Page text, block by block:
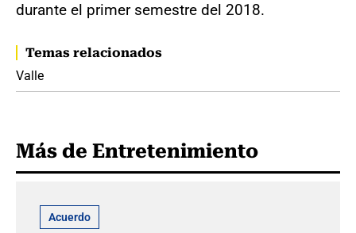
durante el primer semestre del 2018.
Temas relacionados
Valle
Más de Entretenimiento
Acuerdo